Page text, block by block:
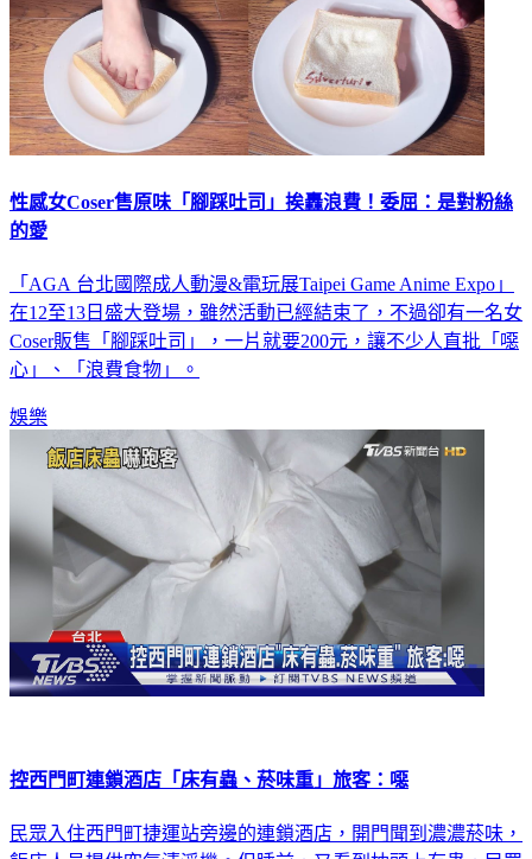
性感女Coser售原味「腳踩吐司」挨轟浪費！委屈：是對粉絲
的愛
「AGA 台北國際成人動漫&電玩展Taipei Game Anime Expo」
在12至13日盛大登場，雖然活動已經結束了，不過卻有一名女
Coser販售「腳踩吐司」，一片就要200元，讓不少人直批「噁
心」、「浪費食物」。
娛樂
控西門町連鎖酒店「床有蟲、菸味重」旅客：噁
民眾入住西門町捷運站旁邊的連鎖酒店，開門聞到濃濃菸味，